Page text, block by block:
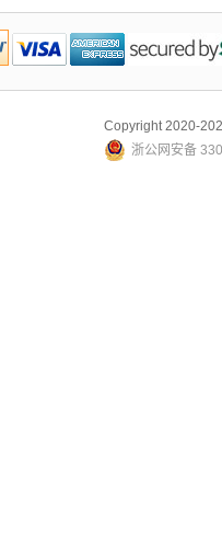
Copyright 2020-
浙公网安备